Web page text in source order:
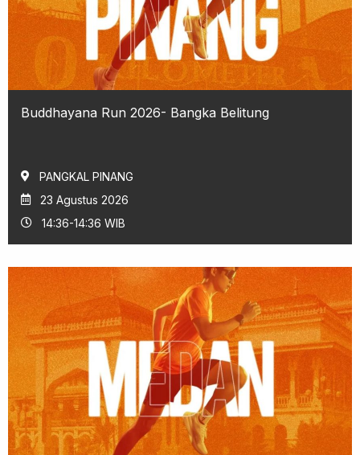
Buddhayana Run 2026- Bangka Belitung
PANGKAL PINANG
23 Agustus 2026
14:36-14:36 WIB